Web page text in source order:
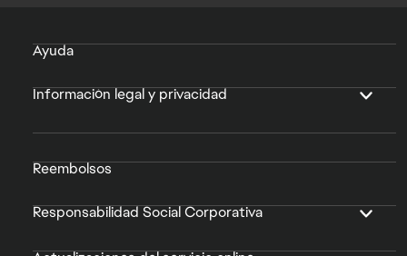
Ayuda
Información legal y privacidad
Reembolsos
Responsabilidad Social Corporativa